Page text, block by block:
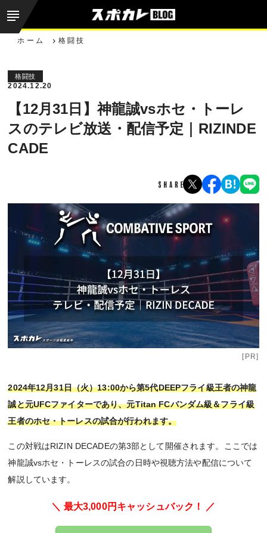
ホーム 格闘技
格闘技
2024.12.20
【12月31日】神龍誠vsホセ・トーレ
スのテレビ放送・配信予定｜RIZINDE
CADE
[PR]
2024年12月31日（火）13:00から第5代DEEPフライ級王者の神龍
誠と元UFCファイターであり、元Titan FCバンダム級＆フライ級
王者のホセ・トーレスの試合が行われます。
この対戦はRIZIN DECADEの第3部として開催されます。ここでは
神龍誠vsホセ・トーレスの試合の日時や視聴方法や配信について
解説しています。
＼ 最大3,000円キャッシュバック！ ／